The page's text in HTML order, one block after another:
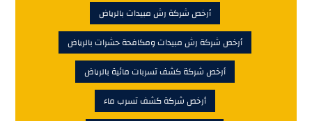
أرخص شركة رش مبيدات بالرياض
أرخص شركة رش مبيدات ومكافحة حشرات بالرياض
أرخص شركة كشف تسربات مائية بالرياض
أرخص شركة كشف تسرب ماء